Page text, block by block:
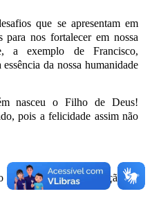
que se apresentam em
para nos fortalecer em nossa
a exemplo de Francisco,
da nossa humanidade
nasceu o Filho de Deus!
pois a felicidade assim não
aprendizados, bençãos e